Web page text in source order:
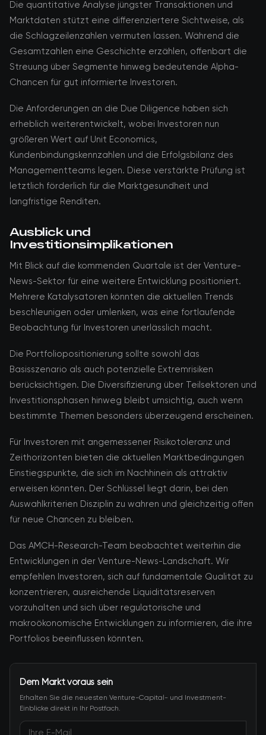
Die quantitative Analyse jüngster Transaktionen und
Marktdaten stützt eine differenziertere Sichtweise, als
die Schlagzeilenzahlen vermuten lassen. Während die
Gesamtzahlen eine Geschichte erzählen, offenbart die
Streuung über Segmente hinweg bedeutende Alpha-
Chancen für gut informierte Investoren.
Die Anforderungen an die Due Diligence haben sich
erheblich weiterentwickelt, wobei Investoren nun
größeren Wert auf Unit Economics,
Kundenbindungskennzahlen und die Erfolgsbilanz des
Managementteams legen. Diese verstärkte Prüfung ist
letztlich förderlich für die Marktgesundheit und
langfristige Renditen.
Ausblick und
Investitionsimplikationen
Mit Blick auf die kommenden Quartale ist der Venture-
News-Sektor für eine weitere Entwicklung positioniert.
Mehrere Katalysatoren könnten die aktuellen Trends
beschleunigen oder umlenken, was eine fortlaufende
Beobachtung für Investoren unerlässlich macht.
Die Portfoliopositionierung sollte sowohl das
Basisszenario als auch potenzielle Extremrisiken
berücksichtigen. Die Diversifizierung über Teilsektoren und
Investitionsphasen hinweg bleibt umsichtig, auch wenn
bestimmte Themen besonders überzeugend erscheinen.
Für Investoren mit angemessener Risikotoleranz und
Zeithorizonten bieten die aktuellen Marktbedingungen
Einstiegspunkte, die sich im Nachhinein als attraktiv
erweisen könnten. Der Schlüssel liegt darin, bei den
Auswahlkriterien Disziplin zu wahren und gleichzeitig offen
für neue Chancen zu bleiben.
Das AMCH-Research-Team beobachtet weiterhin die
Entwicklungen in der Venture-News-Landschaft. Wir
empfehlen Investoren, sich auf fundamentale Qualität zu
konzentrieren, ausreichende Liquiditätsreserven
vorzuhalten und sich über regulatorische und
makroökonomische Entwicklungen zu informieren, die ihre
Portfolios beeinflussen könnten.
Dem Markt voraus sein
Erhalten Sie die neuesten Venture-Capital- und Investment-
Einblicke direkt in Ihr Postfach.